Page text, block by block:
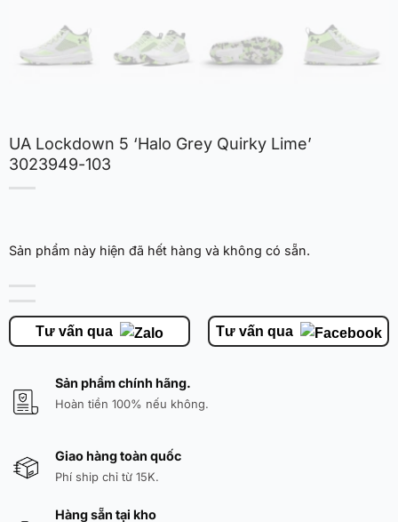
UA Lockdown 5 ‘Halo Grey Quirky Lime’
3023949-103
Sản phẩm này hiện đã hết hàng và không có sẵn.
Tư vấn qua Tư vấn qua
Sản phẩm chính hãng.
Hoàn tiền 100% nếu không.
Giao hàng toàn quốc
Phí ship chỉ từ 15K.
Hàng sẵn tại kho